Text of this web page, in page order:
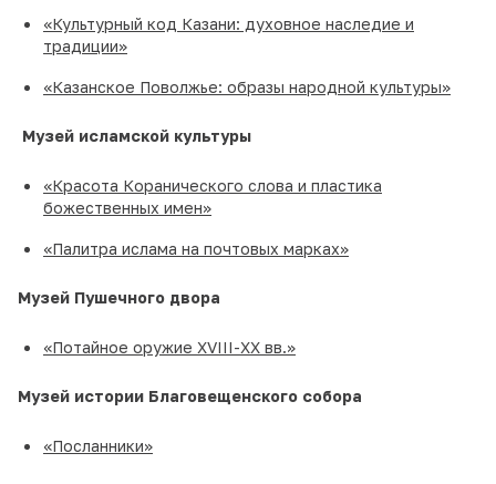
«Культурный код Казани: духовное наследие и
традиции»
«Казанское Поволжье: образы народной культуры»
Музей исламской культуры
«Красота Коранического слова и пластика
божественных имен»
«Палитра ислама на почтовых марках»
Музей Пушечного двора
«Потайное оружие XVIII-XX вв.»
Музей истории Благовещенского собора
«Посланники»